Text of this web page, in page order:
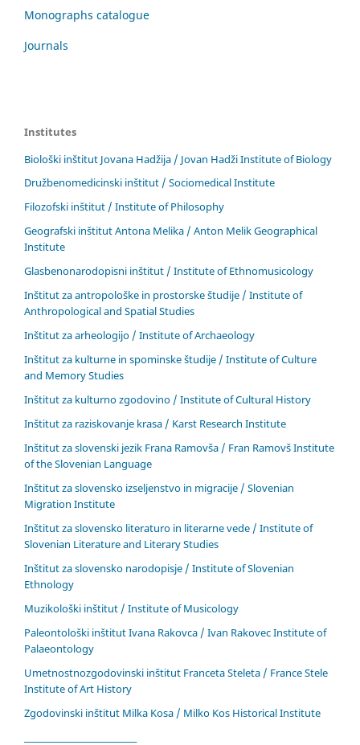
Monographs catalogue
Journals
Institutes
Biološki inštitut Jovana Hadžija / Jovan Hadži Institute of Biology
Družbenomedicinski inštitut / Sociomedical Institute
Filozofski inštitut / Institute of Philosophy
Geografski inštitut Antona Melika / Anton Melik Geographical
Institute
Glasbenonarodopisni inštitut / Institute of Ethnomusicology
Inštitut za antropološke in prostorske študije / Institute of
Anthropological and Spatial Studies
Inštitut za arheologijo / Institute of Archaeology
Inštitut za kulturne in spominske študije / Institute of Culture
and Memory Studies
Inštitut za kulturno zgodovino / Institute of Cultural History
Inštitut za raziskovanje krasa / Karst Research Institute
Inštitut za slovenski jezik Frana Ramovša / Fran Ramovš Institute
of the Slovenian Language
Inštitut za slovensko izseljenstvo in migracije / Slovenian
Migration Institute
Inštitut za slovensko literaturo in literarne vede / Institute of
Slovenian Literature and Literary Studies
Inštitut za slovensko narodopisje / Institute of Slovenian
Ethnology
Muzikološki inštitut / Institute of Musicology
Paleontološki inštitut Ivana Rakovca / Ivan Rakovec Institute of
Palaeontology
Umetnostnozgodovinski inštitut Franceta Steleta / France Stele
Institute of Art History
Zgodovinski inštitut Milka Kosa / Milko Kos Historical Institute